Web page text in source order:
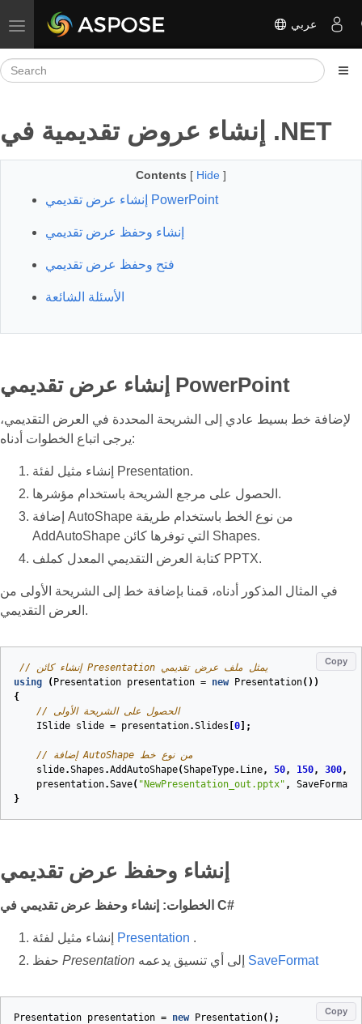
Toggle navigation عربي
إنشاء عروض تقديمية في .NET
Contents [ Hide ]
إنشاء عرض تقديمي PowerPoint
إنشاء وحفظ عرض تقديمي
فتح وحفظ عرض تقديمي
الأسئلة الشائعة
إنشاء عرض تقديمي PowerPoint
لإضافة خط بسيط عادي إلى الشريحة المحددة في العرض التقديمي،
يرجى اتباع الخطوات أدناه:
إنشاء مثيل لفئة Presentation.
الحصول على مرجع الشريحة باستخدام مؤشرها.
إضافة AutoShape من نوع الخط باستخدام طريقة
AddAutoShape التي توفرها كائن Shapes.
كتابة العرض التقديمي المعدل كملف PPTX.
في المثال المذكور أدناه، قمنا بإضافة خط إلى الشريحة الأولى من
العرض التقديمي.
Copy
// إنشاء كائن Presentation يمثل ملف عرض تقديمي
using
( Presentation presentation = new Presentation())
{
// الحصول على الشريحة الأولى
ISlide slide = presentation.Slides 0 ];
// إضافة AutoShape من نوع خط
slide.Shapes .AddAutoShape(ShapeType. Line, 50, 150, 300,
presentation.Save( "NewPresentation_out.pptx" , SaveFormat
}
إنشاء وحفظ عرض تقديمي
الخطوات: إنشاء وحفظ عرض تقديمي في C#
Presentation .
Presentation SaveFormat
Copy
Presentation presentation = new Presentation();